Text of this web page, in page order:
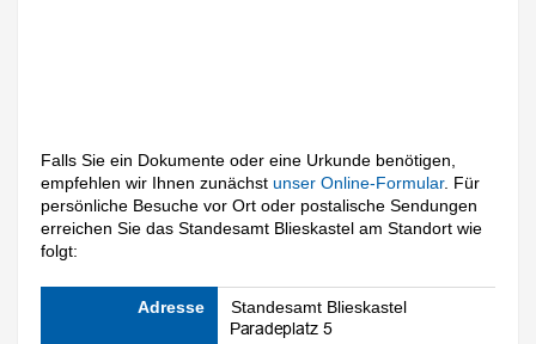
Falls Sie ein Dokumente oder eine Urkunde benötigen,
empfehlen wir Ihnen zunächstunser Online-Formular. Für
persönliche Besuche vor Ort oder postalische Sendungen
erreichen Sie das Standesamt Blieskastel am Standort wie
folgt:
Adresse Standesamt Blieskastel